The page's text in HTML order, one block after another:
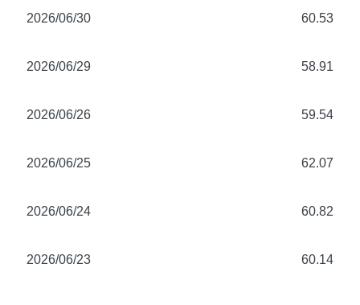
2026/06/30 60.53
2026/06/29 58.91
2026/06/26 59.54
2026/06/25 62.07
2026/06/24 60.82
2026/06/23 60.14